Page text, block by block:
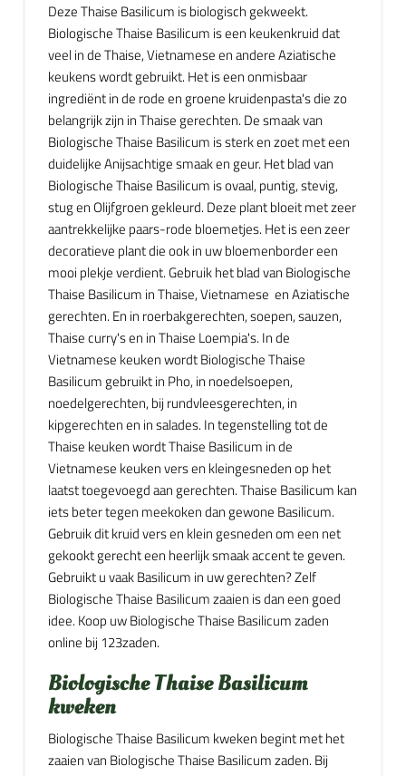
Deze Thaise Basilicum is biologisch gekweekt.
Biologische Thaise Basilicum is een keukenkruid dat
veel in de Thaise, Vietnamese en andere Aziatische
keukens wordt gebruikt. Het is een onmisbaar
ingrediënt in de rode en groene kruidenpasta's die zo
belangrijk zijn in Thaise gerechten. De smaak van
Biologische Thaise Basilicum is sterk en zoet met een
duidelijke Anijsachtige smaak en geur. Het blad van
Biologische Thaise Basilicum is ovaal, puntig, stevig,
stug en Olijfgroen gekleurd. Deze plant bloeit met zeer
aantrekkelijke paars-rode bloemetjes. Het is een zeer
decoratieve plant die ook in uw bloemenborder een
mooi plekje verdient. Gebruik het blad van Biologische
Thaise Basilicum in Thaise, Vietnamese en Aziatische
gerechten. En in roerbakgerechten, soepen, sauzen,
Thaise curry's en in Thaise Loempia's. In de
Vietnamese keuken wordt Biologische Thaise
Basilicum gebruikt in Pho, in noedelsoepen,
noedelgerechten, bij rundvleesgerechten, in
kipgerechten en in salades. In tegenstelling tot de
Thaise keuken wordt Thaise Basilicum in de
Vietnamese keuken vers en kleingesneden op het
laatst toegevoegd aan gerechten. Thaise Basilicum kan
iets beter tegen meekoken dan gewone Basilicum.
Gebruik dit kruid vers en klein gesneden om een net
gekookt gerecht een heerlijk smaak accent te geven.
Gebruikt u vaak Basilicum in uw gerechten? Zelf
Biologische Thaise Basilicum zaaien is dan een goed
idee. Koop uw Biologische Thaise Basilicum zaden
online bij 123zaden.
Biologische Thaise Basilicum
kweken
Biologische Thaise Basilicum kweken begint met het
zaaien van Biologische Thaise Basilicum zaden. Bij